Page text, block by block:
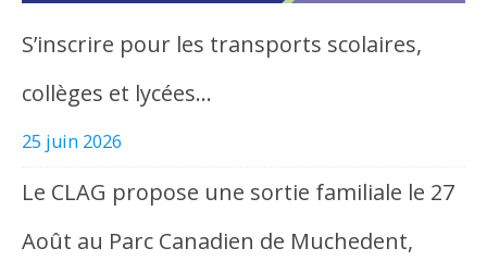
S’inscrire pour les transports scolaires,
collèges et lycées…
25 juin 2026
Le CLAG propose une sortie familiale le 27
Août au Parc Canadien de Muchedent,